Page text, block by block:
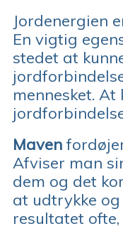
Jordenergien
En vigtig
stedet at
mennesket.
Maven
Afviser man
dem og det
at udtrykke
resultatet